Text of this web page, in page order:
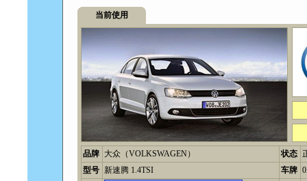
当前使用
品牌 大众（VOLKSWAGEN） 状态
型号 新速腾 1.4TSI 车牌